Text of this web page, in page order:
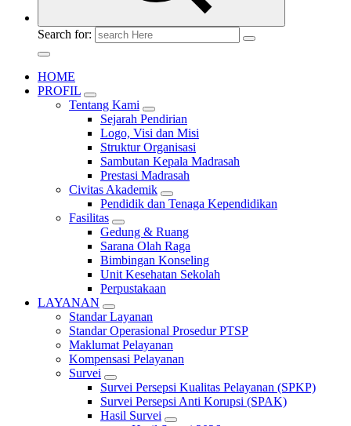
Search for:
HOME
PROFIL
Tentang Kami
Sejarah Pendirian
Logo, Visi dan Misi
Struktur Organisasi
Sambutan Kepala Madrasah
Prestasi Madrasah
Civitas Akademik
Pendidik dan Tenaga Kependidikan
Fasilitas
Gedung & Ruang
Sarana Olah Raga
Bimbingan Konseling
Unit Kesehatan Sekolah
Perpustakaan
LAYANAN
Standar Layanan
Standar Operasional Prosedur PTSP
Maklumat Pelayanan
Kompensasi Pelayanan
Survei
Survei Persepsi Kualitas Pelayanan (SPKP)
Survei Persepsi Anti Korupsi (SPAK)
Hasil Survei